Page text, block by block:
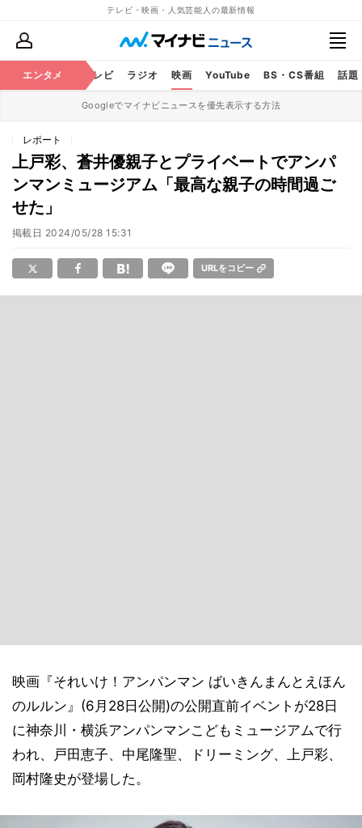
テレビ・映画・人気芸能人の最新情報
エンタメ
芸能 テレビ ラジオ 映画 YouTube BS・CS番組 話題
Googleでマイナビニュースを優先表示する方法
レポート
上戸彩、蒼井優親子とプライベートでアンパ
ンマンミュージアム「最高な親子の時間過ご
せた」
掲載日 2024/05/28 15:31
URLをコピー
映画『それいけ！アンパンマン ばいきんまんとえほん
のルルン』(6月28日公開)の公開直前イベントが28日
に神奈川・横浜アンパンマンこどもミュージアムで行
われ、戸田恵子、中尾隆聖、ドリーミング、上戸彩、
岡村隆史が登場した。